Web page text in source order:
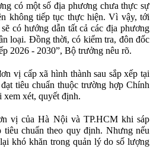
có một số địa phương chưa thực sự
không tiếp tục thực hiện. Vì vậy, tới
có hướng dẫn tất cả các địa phương
loại. Đồng thời, có kiểm tra, đôn đốc
2026 - 2030”, Bộ trưởng nêu rõ.
vị cấp xã hình thành sau sắp xếp tại
tiêu chuẩn thuộc trường hợp Chính
xét, quyết định.
vị của Hà Nội và TP.HCM khi sáp
chuẩn theo quy định. Nhưng nếu
khó khăn trong quản lý do số lượng